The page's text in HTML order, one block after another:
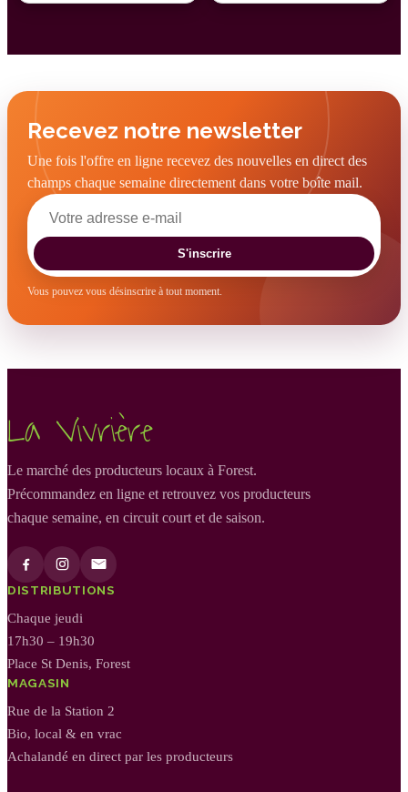
Recevez notre newsletter
Une fois l'offre en ligne recevez des nouvelles en direct des
champs chaque semaine directement dans votre boîte mail.
S'inscrire
Vous pouvez vous désinscrire à tout moment.
La Vivrière
Le marché des producteurs locaux à Forest.
Précommandez en ligne et retrouvez vos producteurs
chaque semaine, en circuit court et de saison.
DISTRIBUTIONS
Chaque jeudi
17h30 – 19h30
Place St Denis, Forest
MAGASIN
Rue de la Station 2
Bio, local & en vrac
Achalandé en direct par les producteurs